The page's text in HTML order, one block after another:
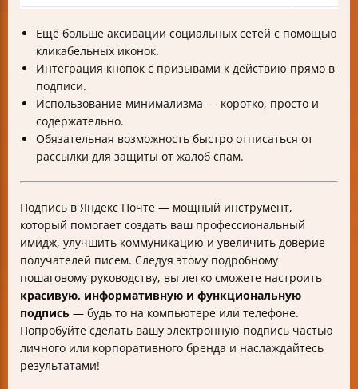
Ещё больше аксивации социальных сетей с помощью
кликабельных иконок.
Интеграция кнопок с призывами к действию прямо в
подписи.
Использование минимализма — коротко, просто и
содержательно.
Обязательная возможность быстро отписаться от
рассылки для защиты от жалоб спам.
Подпись в Яндекс Почте — мощный инструмент,
который помогает создать ваш профессиональный
имидж, улучшить коммуникацию и увеличить доверие
получателей писем. Следуя этому подробному
пошаговому руководству, вы легко сможете настроить
красивую, информативную и функциональную
подпись — будь то на компьютере или телефоне.
Попробуйте сделать вашу электронную подпись частью
личного или корпоративного бренда и наслаждайтесь
результатами!